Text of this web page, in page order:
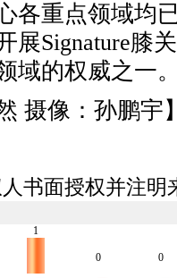
各重点领域均
展Signature膝
域的权威之一
摄像：孙鹏宇
书面授权并注明
1
0 0